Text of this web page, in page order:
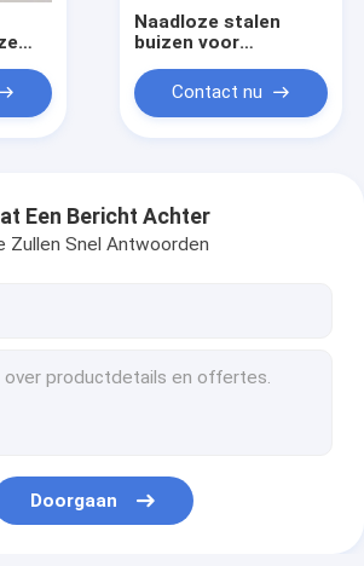
Naadloze stalen
buizen voor
Contact nu
Een Bericht Achter
Zullen Snel Antwoorden
Doorgaan